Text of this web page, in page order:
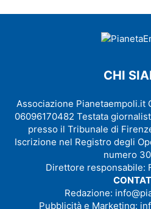
CHI
Associazione Pianetaempoli.it
06096170482 Testata
presso il Tribunale di
Iscrizione nel Registro degli
numero
Direttore responsabile:
Redazione:
Pubblicità e Marketing: